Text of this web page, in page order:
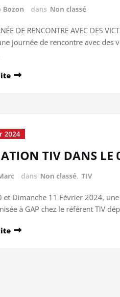
Bozon dans Non classé
DE RENCONTRE AVEC DES
journée de rencontre avec des
2024
TIV DANS LE
dans Non classé, TIV
et Dimanche 11 Février 2024,
à GAP chez le référent TIV